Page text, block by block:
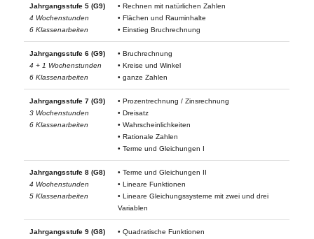
Jahrgangsstufe 5 (G9)
4 Wochenstunden
6 Klassenarbeiten
• Rechnen mit natürlichen Zahlen
• Flächen und Rauminhalte
• Einstieg Bruchrechnung
Jahrgangsstufe 6 (G9)
4 + 1 Wochenstunden
6 Klassenarbeiten
• Bruchrechnung
• Kreise und Winkel
• ganze Zahlen
Jahrgangsstufe 7 (G9)
3 Wochenstunden
6 Klassenarbeiten
• Prozentrechnung / Zinsrechnung
• Dreisatz
• Wahrscheinlichkeiten
• Rationale Zahlen
• Terme und Gleichungen I
Jahrgangsstufe 8 (G8)
4 Wochenstunden
5 Klassenarbeiten
• Terme und Gleichungen II
• Lineare Funktionen
• Lineare Gleichungssysteme mit zwei und drei
Variablen
Jahrgangsstufe 9 (G8)
• Quadratische Funktionen